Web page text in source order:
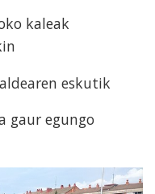
kaleak
eskutik
gaur egungo